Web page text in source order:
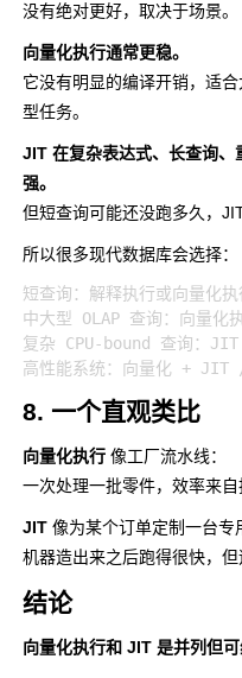
没有绝对更好，取决于场景。
向量化执行通常更稳。
它没有明显的编译开销，适
型任务。
JIT 在复杂表达式、长查询
强。
但短查询可能还没跑多久，
所以很多现代数据库会选择：
短查询：解释执行或向量化执
中大型 OLAP 查询：向量化
复杂 CPU-bound 查询：JIT
8. 一个直观类比
向量化执行 像工厂流水线：
一次处理一批零件，效率来自
JIT 像为某个订单定制一台专
机器造出来之后跑得很快，但
结论
向量化执行和 JIT 是并列但